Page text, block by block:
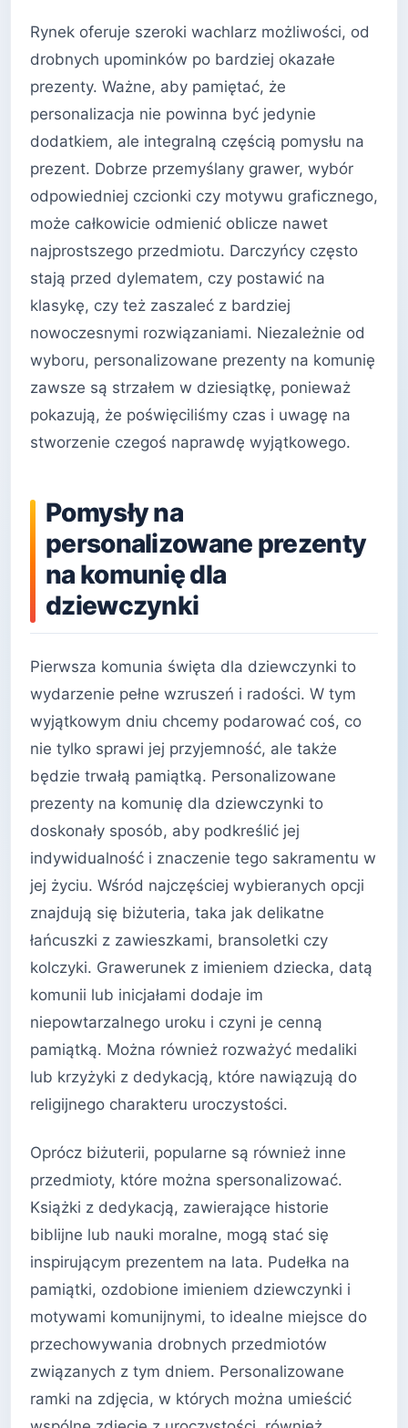
Rynek oferuje szeroki wachlarz możliwości, od
drobnych upominków po bardziej okazałe
prezenty. Ważne, aby pamiętać, że
personalizacja nie powinna być jedynie
dodatkiem, ale integralną częścią pomysłu na
prezent. Dobrze przemyślany grawer, wybór
odpowiedniej czcionki czy motywu graficznego,
może całkowicie odmienić oblicze nawet
najprostszego przedmiotu. Darczyńcy często
stają przed dylematem, czy postawić na
klasykę, czy też zaszaleć z bardziej
nowoczesnymi rozwiązaniami. Niezależnie od
wyboru, personalizowane prezenty na komunię
zawsze są strzałem w dziesiątkę, ponieważ
pokazują, że poświęciliśmy czas i uwagę na
stworzenie czegoś naprawdę wyjątkowego.
Pomysły na
personalizowane prezenty
na komunię dla
dziewczynki
Pierwsza komunia święta dla dziewczynki to
wydarzenie pełne wzruszeń i radości. W tym
wyjątkowym dniu chcemy podarować coś, co
nie tylko sprawi jej przyjemność, ale także
będzie trwałą pamiątką. Personalizowane
prezenty na komunię dla dziewczynki to
doskonały sposób, aby podkreślić jej
indywidualność i znaczenie tego sakramentu w
jej życiu. Wśród najczęściej wybieranych opcji
znajdują się biżuteria, taka jak delikatne
łańcuszki z zawieszkami, bransoletki czy
kolczyki. Grawerunek z imieniem dziecka, datą
komunii lub inicjałami dodaje im
niepowtarzalnego uroku i czyni je cenną
pamiątką. Można również rozważyć medaliki
lub krzyżyki z dedykacją, które nawiązują do
religijnego charakteru uroczystości.
Oprócz biżuterii, popularne są również inne
przedmioty, które można spersonalizować.
Książki z dedykacją, zawierające historie
biblijne lub nauki moralne, mogą stać się
inspirującym prezentem na lata. Pudełka na
pamiątki, ozdobione imieniem dziewczynki i
motywami komunijnymi, to idealne miejsce do
przechowywania drobnych przedmiotów
związanych z tym dniem. Personalizowane
ramki na zdjęcia, w których można umieścić